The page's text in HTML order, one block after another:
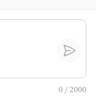
0 / 2000